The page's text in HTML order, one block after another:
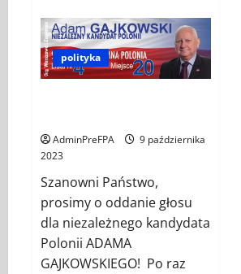
ADAM
GAJKOWSKI
–
REKOMENDACJE
POLONII
polityka
AdminPreFPA
9 października
2023
Szanowni Państwo,
prosimy o oddanie głosu
dla niezależnego kandydata
Polonii ADAMA
GAJKOWSKIEGO! Po raz